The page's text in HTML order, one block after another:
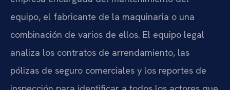
equipo, el fabricante de la maquinaria o una
combinación de varios de ellos. El equipo legal
analiza los contratos de arrendamiento, las
pólizas de seguro comerciales y los reportes de